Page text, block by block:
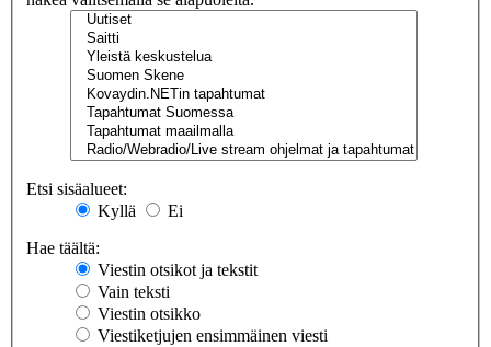
Etsi sisäalueet:
Kyllä
Ei
Hae täältä:
Viestin otsikot ja tekstit
Vain teksti
Viestin otsikko
Viestiketjujen ensimmäinen viesti